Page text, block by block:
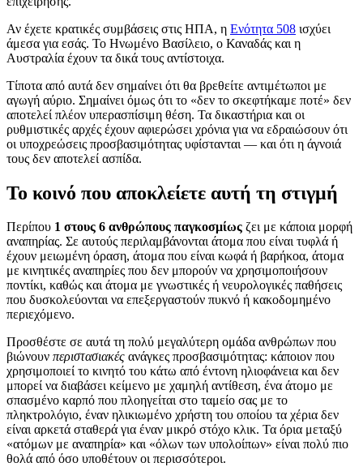
Αν έχετε κρατικές συμβάσεις στις ΗΠΑ, η Ενότητα 508 ισχύει
άμεσα για εσάς. Το Ηνωμένο Βασίλειο, ο Καναδάς και η
Αυστραλία έχουν τα δικά τους αντίστοιχα.
Τίποτα από αυτά δεν σημαίνει ότι θα βρεθείτε αντιμέτωποι με
αγωγή αύριο. Σημαίνει όμως ότι το «δεν το σκεφτήκαμε ποτέ» δεν
αποτελεί πλέον υπερασπίσιμη θέση. Τα δικαστήρια και οι
ρυθμιστικές αρχές έχουν αφιερώσει χρόνια για να εδραιώσουν ότι
οι υποχρεώσεις προσβασιμότητας υφίστανται — και ότι η άγνοιά
τους δεν αποτελεί ασπίδα.
Το κοινό που αποκλείετε αυτή τη στιγμή
Περίπου 1 στους 6 ανθρώπους παγκοσμίως ζει με κάποια μορφή
αναπηρίας. Σε αυτούς περιλαμβάνονται άτομα που είναι τυφλά ή
έχουν μειωμένη όραση, άτομα που είναι κωφά ή βαρήκοα, άτομα
με κινητικές αναπηρίες που δεν μπορούν να χρησιμοποιήσουν
ποντίκι, καθώς και άτομα με γνωστικές ή νευρολογικές παθήσεις
που δυσκολεύονται να επεξεργαστούν πυκνό ή κακοδομημένο
περιεχόμενο.
Προσθέστε σε αυτά τη πολύ μεγαλύτερη ομάδα ανθρώπων που
βιώνουν περιστασιακές ανάγκες προσβασιμότητας: κάποιον που
χρησιμοποιεί το κινητό του κάτω από έντονη ηλιοφάνεια και δεν
μπορεί να διαβάσει κείμενο με χαμηλή αντίθεση, ένα άτομο με
σπασμένο καρπό που πλοηγείται στο ταμείο σας με το
πληκτρολόγιο, έναν ηλικιωμένο χρήστη του οποίου τα χέρια δεν
είναι αρκετά σταθερά για έναν μικρό στόχο κλικ. Τα όρια μεταξύ
«ατόμων με αναπηρία» και «όλων των υπολοίπων» είναι πολύ πιο
θολά από όσο υποθέτουν οι περισσότεροι.